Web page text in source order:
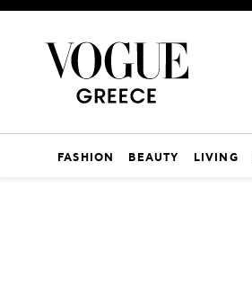
FASHION BEAUTY LIVING